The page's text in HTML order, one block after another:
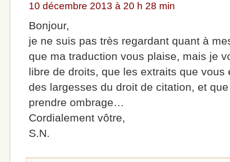
10 décembre 2013 à 20 h 28 min
Bonjour,
je ne suis pas très regardant quant à
que ma traduction vous plaise, mais je
libre de droits, que les extraits que
des largesses du droit de citation, et
prendre ombrage…
Cordialement vôtre,
S.N.